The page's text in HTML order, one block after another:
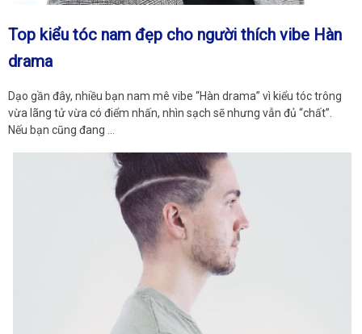
Top kiểu tóc nam đẹp cho người thích vibe Hàn
drama
Dạo gần đây, nhiều bạn nam mê vibe “Hàn drama” vì kiểu tóc trông
vừa lãng tử vừa có điểm nhấn, nhìn sạch sẽ nhưng vẫn đủ “chất”.
Nếu bạn cũng đang …